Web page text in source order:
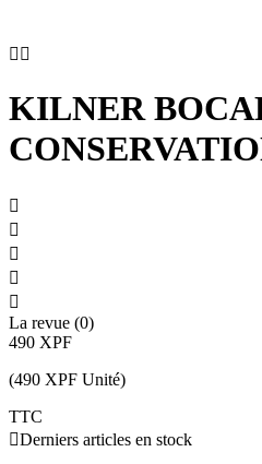
 
KILNER





La revue (0)
490 XPF
(490 XPF Unité)
TTC
Derniers articles en stock